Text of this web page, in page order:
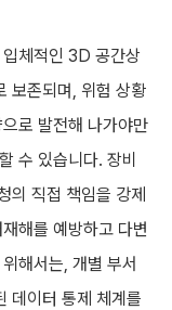
체적인 3D 공간상
보존되며, 위험 상황
로 발전해 나가야만
수 있습니다. 장비
의 직접 책임을 강제
해를 예방하고 다변
해서는, 개별 부서
데이터 통제 체계를